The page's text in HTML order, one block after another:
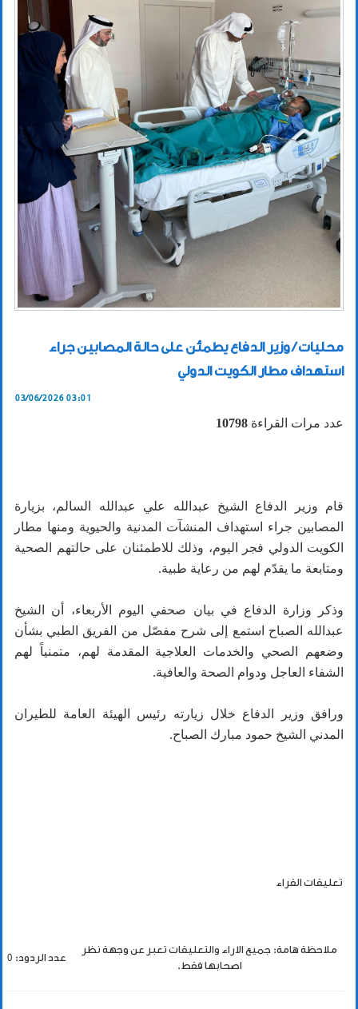
محليات / وزير الدفاع يطمئن على حالة المصابين جراء
استهداف مطار الكويت الدولي
03/06/2026 03:01
عدد مرات القراءة 10798
قام وزير الدفاع الشيخ عبدالله علي عبدالله السالم، بزيارة
المصابين جراء استهداف المنشآت المدنية والحيوية ومنها مطار
الكويت الدولي فجر اليوم، وذلك للاطمئنان على حالتهم الصحية
ومتابعة ما يقدّم لهم من رعاية طبية.
وذكر وزارة الدفاع في بيان صحفي اليوم الأربعاء، أن الشيخ
عبدالله الصباح استمع إلى شرح مفصّل من الفريق الطبي بشأن
وضعهم الصحي والخدمات العلاجية المقدمة لهم، متمنياً لهم
الشفاء العاجل ودوام الصحة والعافية.
ورافق وزير الدفاع خلال زيارته رئيس الهيئة العامة للطيران
المدني الشيخ حمود مبارك الصباح.
تعليقات القراء
ملاحظة هامة: جميع الاراء والتعليقات تعبر عن وجهة نظر
اصحابها فقط.
عدد الردود: 0